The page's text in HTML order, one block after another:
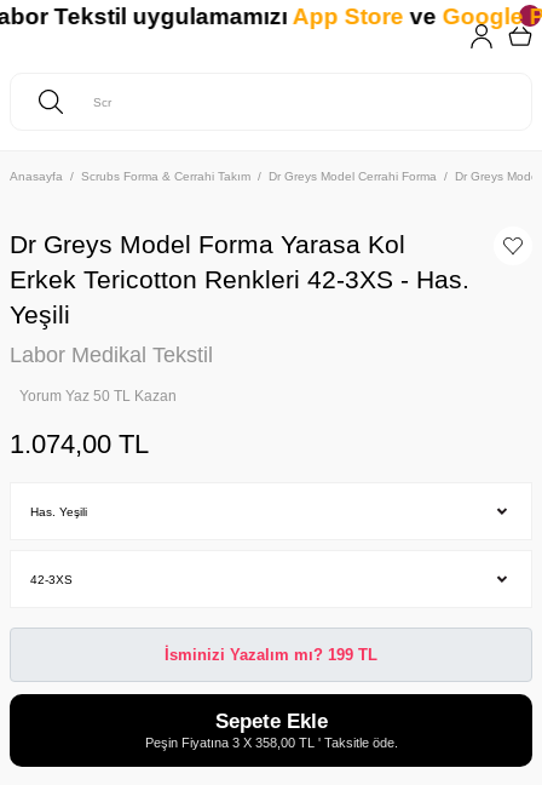
Anasayfa Scrubs Forma & Cerrahi Takım Dr Greys Model Cerrahi Forma Dr Greys
Dr Greys Model Forma Yarasa Kol
Erkek Tericotton Renkleri 42-3XS - Has.
Yeşili
Labor Medikal Tekstil
Yorum Yaz 50 TL Kazan
1.074,00 TL
İsminizi Yazalım mı? 199 TL
Sepete Ekle
Peşin Fiyatına 3 X 358,00 TL ' Taksitle öde.
Tekstil uygulamamızıApp StoreveGoogle